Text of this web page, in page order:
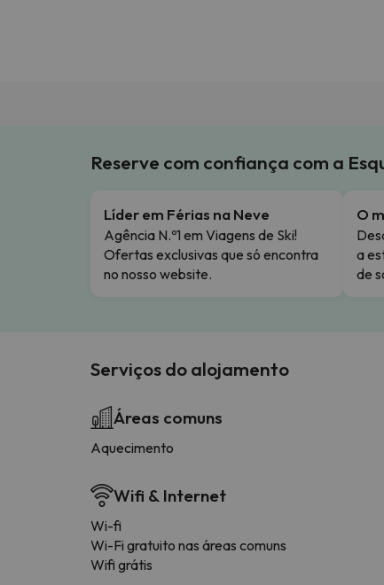
Reserve com confiança com a
Líder em Férias na Neve
Agência N.º1 em Viagens de Ski!
Ofertas exclusivas que só encontra
no nosso website.
O
a
de
Serviços do alojamento
Áreas comuns
Aquecimento
Wifi & Internet
Wi-fi
Wi-Fi gratuito nas áreas comuns
Wifi grátis